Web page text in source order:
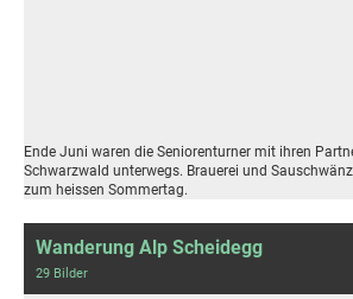
Ende Juni waren die Seniorenturner mit ihren
Schwarzwald unterwegs. Brauerei und
zum heissen Sommertag.
Wanderung Alp Scheidegg
29 Bilder